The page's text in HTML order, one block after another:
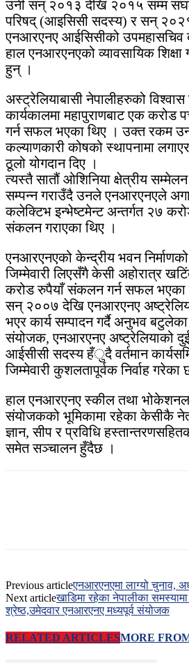
उनी सन् २०१३ देखि २०१५ सम्म
परिषद् (आइसिसी सदस्य) र सन्
एनआरएनए आईसिसीको
हाल एनआरएनएको व्यावसायिक
हुन् ।
अस्ट्रेलियाबासी नेपालीहरुको
कार्यकालमा महापुराणबाट एक
गर्न सफल भएका थिए । उक्त रकम
कल्याणकारी कोषको स्थापनामा
ठूलो योगदान दिए ।
त्यस्तै सातौं ओशिनिया क्षेत्रीय
सम्पन्न गराउँदै उनले एनआरएनएले
कलेक्टिभ इन्भेष्टमेन्ट अन्तर्गत २७
संकलन गराएका थिए ।
एनआरएनएको केन्द्रीय भवन
जिम्मेवारी लिएसँगै केसी अहोरात्र
करोड रुपैयाँ संकलन गर्न सफल भएका
सन् २००७ देखि एनआरएनए
भएर कार्य सम्पादन गर्दै अनुभव
संयोजक, एनआरएनए अष्ट्रेलियाको दुई
आईसीसी सदस्य हँुदै वर्तमान
जिम्मेवारी कुशलतापूर्वक निर्वाह गरेका
हाल एनआरएनए स्कील तथा
संयोजकको भूमिकामा रहेका केसीकै
ज्ञान, सीप र प्रविधि
समेत सञ्चालन हुँदैछ ।
Previous articleएनआरएनएमा लाग्यो चुनाव,
Next articleखाडिमा रहेका नेपालीका
श्रेष्ठ,उमेदवार एनआरएनए मध्यपूर्व संयोजक
RELATED ARTICLESMORE